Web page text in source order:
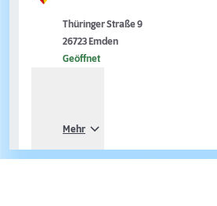
Thüringer Straße 9
26723 Emden
Geöffnet
Mehr